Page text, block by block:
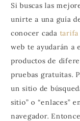
Si buscas las
unirte a una guía
conocer cada
web te ayudarán a
productos de
pruebas gratuitas.
un sitio de
sitio” o “enlaces”
navegador.